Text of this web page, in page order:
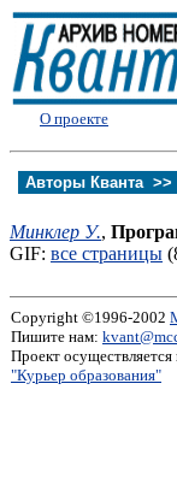
О проекте
Авторы Кванта >>
Минклер У.,
GIF: все страницы
Copyright ©1996-2002
Пишите нам:
Проект
"Курьер образования"